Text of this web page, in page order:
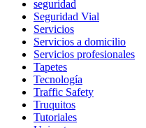
seguridad
Seguridad Vial
Servicios
Servicios a domicilio
Servicios profesionales
Tapetes
Tecnología
Traffic Safety
Truquitos
Tutoriales